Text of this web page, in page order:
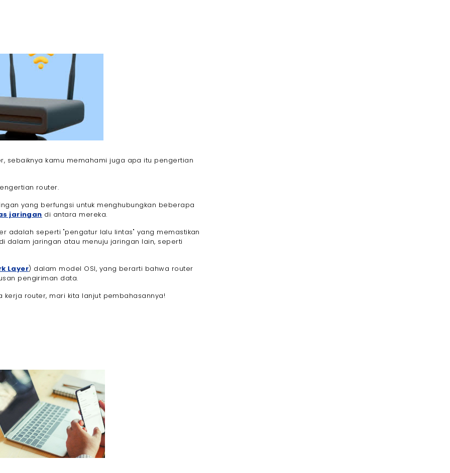
Jaringan
IP
Data
Lintas Data
dari Cara Kerja Router
Cara Kerja Router
Jaringan
sebaiknya kamu memahami juga apa itu pengertian
router.
yang berfungsi untuk menghubungkan beberapa
jaringan di antara mereka.
adalah seperti "pengatur lalu lintas" yang memastikan
dalam jaringan atau menuju jaringan lain, seperti
Layer) dalam model OSI, yang berarti bahwa router
pengiriman data.
router, mari kita lanjut pembahasannya!